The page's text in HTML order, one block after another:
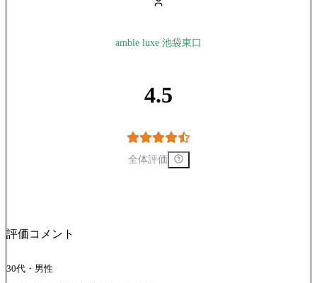
amble luxe 池袋東口
4.5
全体評価
評価コメント
30代・男性